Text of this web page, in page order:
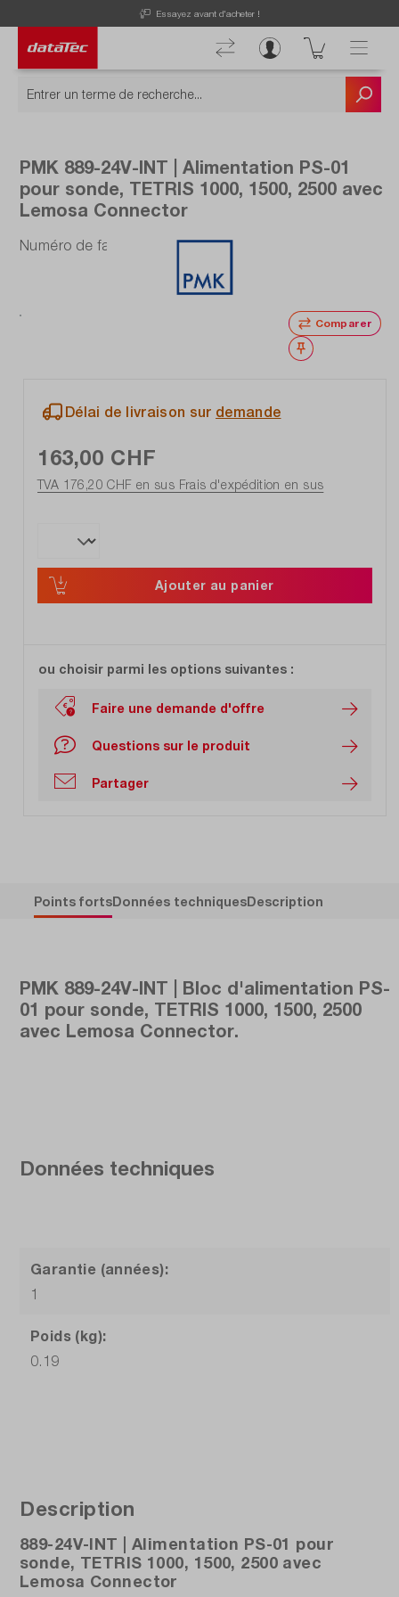
Essayez avant d'acheter !
PMK 889-24V-INT | Alimentation PS-01
pour sonde, TETRIS 1000, 1500, 2500 avec
Lemosa Connector
Numéro de fabrication : 889-24V-INT
Comparer
Noter
Délai de livraison sur demande
163,00 CHF
TVA 176,20 CHF en sus Frais d'expédition en sus
Ajouter au panier
ou choisir parmi les options suivantes :
Faire une demande d'offre
Questions sur le produit
Partager
Points fortsDonnées techniquesDescription
PMK 889-24V-INT | Bloc d'alimentation PS-
01 pour sonde, TETRIS 1000, 1500, 2500
avec Lemosa Connector.
Données techniques
Garantie (années):
1
Poids (kg):
0.19
Description
889-24V-INT | Alimentation PS-01 pour
sonde, TETRIS 1000, 1500, 2500 avec
Lemosa Connector
Now viewing Points forts section